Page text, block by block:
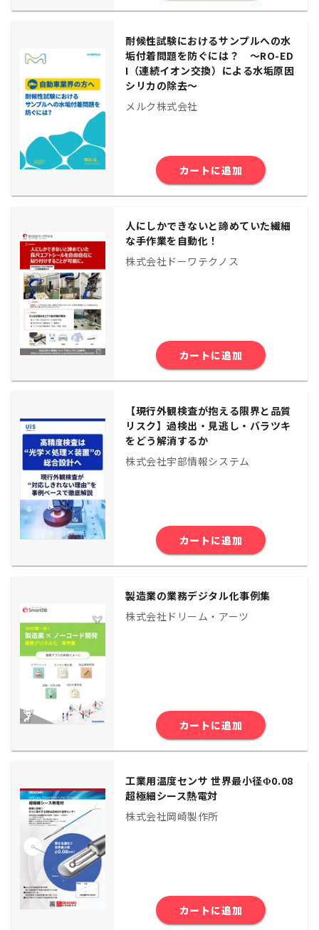
耐候性試験におけるサンプルへの水
垢付着問題を防ぐには？ 〜RO-ED
I（連続イオン交換）による水垢原因
シリカの除去〜
メルク株式会社
カートに追加
人にしかできないと諦めていた繊細
な手作業を自動化！
株式会社ドーワテクノス
カートに追加
【現行外観検査が抱える限界と品質
リスク】過検出・見逃し・バラツキ
をどう解消するか
株式会社宇部情報システム
カートに追加
製造業の業務デジタル化事例集
株式会社ドリーム・アーツ
カートに追加
工業用温度センサ 世界最小径Φ0.08
超極細シース熱電対
株式会社岡崎製作所
カートに追加